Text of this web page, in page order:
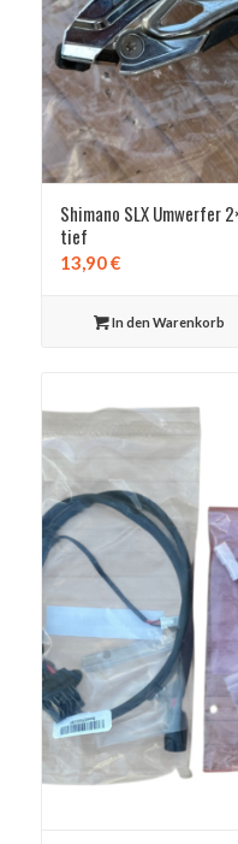
Shimano SLX Umwerfer
tief
13,90€
In den Warenkorb